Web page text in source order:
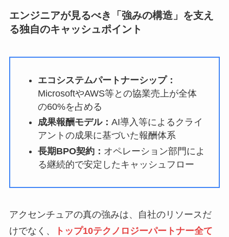
エンジニアが見るべき「強みの構造」を支え
る独自のキャッシュポイント
エコシステムパートナーシップ：
MicrosoftやAWS等との協業売上が全体
の60%を占める
成果報酬モデル： AI導入等によるクライ
アントの成果に基づいた報酬体系
長期BPO契約： オペレーション部門によ
る継続的で安定したキャッシュフロー
アクセンチュアの真の強みは、自社のリソースだ
けでなく、
トップ10テクノロジーパートナー全て